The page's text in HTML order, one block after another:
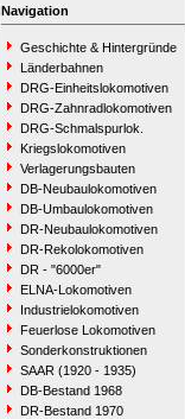
Navigation
Geschichte & Hintergründe
Länderbahnen
DRG-Einheitslokomotiven
DRG-Zahnradlokomotiven
DRG-Schmalspurlok.
Kriegslokomotiven
Verlagerungsbauten
DB-Neubaulokomotiven
DB-Umbaulokomotiven
DR-Neubaulokomotiven
DR-Rekolokomotiven
DR - "6000er"
ELNA-Lokomotiven
Industrielokomotiven
Feuerlose Lokomotiven
Sonderkonstruktionen
SAAR (1920 - 1935)
DB-Bestand 1968
DR-Bestand 1970